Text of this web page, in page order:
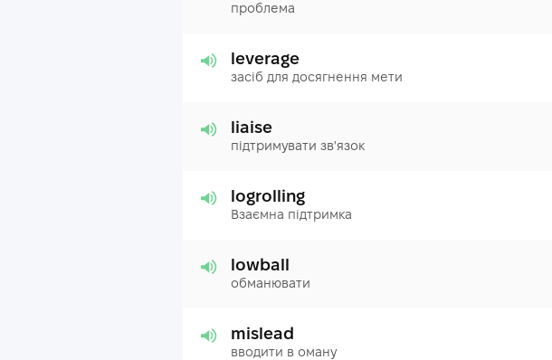
проблема
leverage
засіб для досягнення мети
liaise
підтримувати зв'язок
logrolling
Взаємна підтримка
lowball
обманювати
mislead
вводити в оману